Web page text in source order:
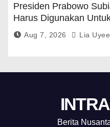
Presiden Prabowo
Harus Digunakan
Aug 7, 2026 Lia Uyee
Berita